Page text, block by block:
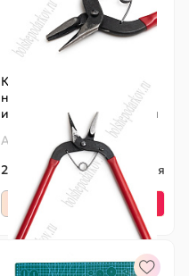
Круглогубцы с вогнутым
носиком для
изготовления бижутерии
Артикул:
140-602
255 ₽
Оптовая
+